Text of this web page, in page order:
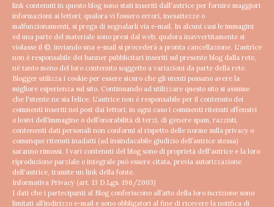
link contenuti in questo blog sono stati inseriti dall'autrice per fornire maggiori
informazioni ai lettori; qualora vi fossero errori, inesattezze o
malfunzionamenti, si prega di segnalarli via e-mail. In alcuni casi le immagini
ed una parte del materiale sono presi dal web; qualora inavvertitamente si
violasse il ©, inviando una e-mail si procederà a pronta cancellazione. L'autrice
non è responsabile dei banner pubblicitari inseriti sul presente blog dalla rete,
né tanto meno del loro contenuto soggetto a variazioni da parte della rete.
Blogger utilizza i cookie per essere sicuro che gli utenti possano avere la
migliore esperienza sul sito. Continuando ad utilizzare questo sito si assume
che l'utente ne sia felice. L'autrice non è responsabile per il contenuto dei
commenti inseriti nei post dai lettori; in ogni caso i commenti ritenuti offensivi
o lesivi dell’immagine o dell’onorabilità di terzi, di genere spam, razzisti,
contenenti dati personali non conformi al rispetto delle norme sulla privacy o
comunque ritenuti inadatti (ad insindacabile giudizio dell’autrice stessa)
saranno rimossi. I vari contenuti del blog sono di proprietà dell'autrice e la loro
riproduzione parziale o integrale può essere citata, previa autorizzazione
dell'autrice, tramite un link della fonte.
Informativa Privacy (art. 13 D.Lgs. 196/2003)
I dati che i partecipanti al Blog conferiscono all’atto della loro iscrizione sono
limitati all’indirizzo e-mail e sono obbligatori al fine di ricevere la notifica di